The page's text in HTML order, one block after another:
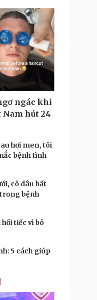
ngác khi
Nam hút 24
hơi men, tôi
bệnh tình
cô dâu bất
bệnh
tiếc vì bỏ
5 cách giúp